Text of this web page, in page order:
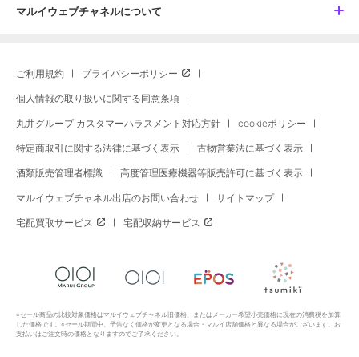
マルイウェブチャネルについて
ご利用規約 プライバシーポリシー
個人情報の取り扱いに関する同意条項
丸井グループ カスタマーハラスメント対応方針 cookieポリシー
特定商取引に関する法律に基づく表示 古物営業法に基づく表示
酒類販売管理者標識 高度管理医療機器等販売許可に基づく表示
マルイウェブチャネル出店のお問い合わせ サイトマップ
宅配買取サービス 宅配収納サービス
※セール商品の比較対象価格はマルイウェブチャネル旧価格、またはメーカー希望小売価格に現在の消費税を加算
した価格です。※セール期間中、予告なく価格が変更となる場合・マルイ店舗価格と異なる場合がございます。お
支払いはご注文時の価格となりますのでご了承ください。